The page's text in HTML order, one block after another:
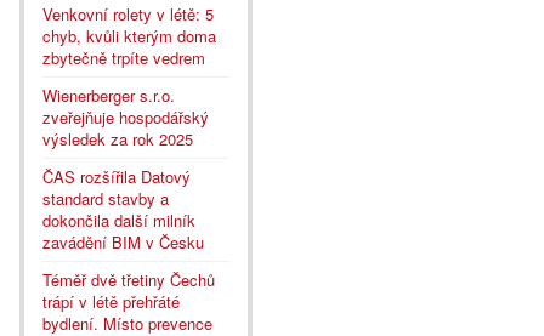
Venkovní rolety v létě: 5
chyb, kvůli kterým doma
zbytečně trpíte vedrem
Wienerberger s.r.o.
zveřejňuje hospodářský
výsledek za rok 2025
ČAS rozšířila Datový
standard stavby a
dokončila další milník
zavádění BIM v Česku
Téměř dvě třetiny Čechů
trápí v létě přehřáté
bydlení. Místo prevence